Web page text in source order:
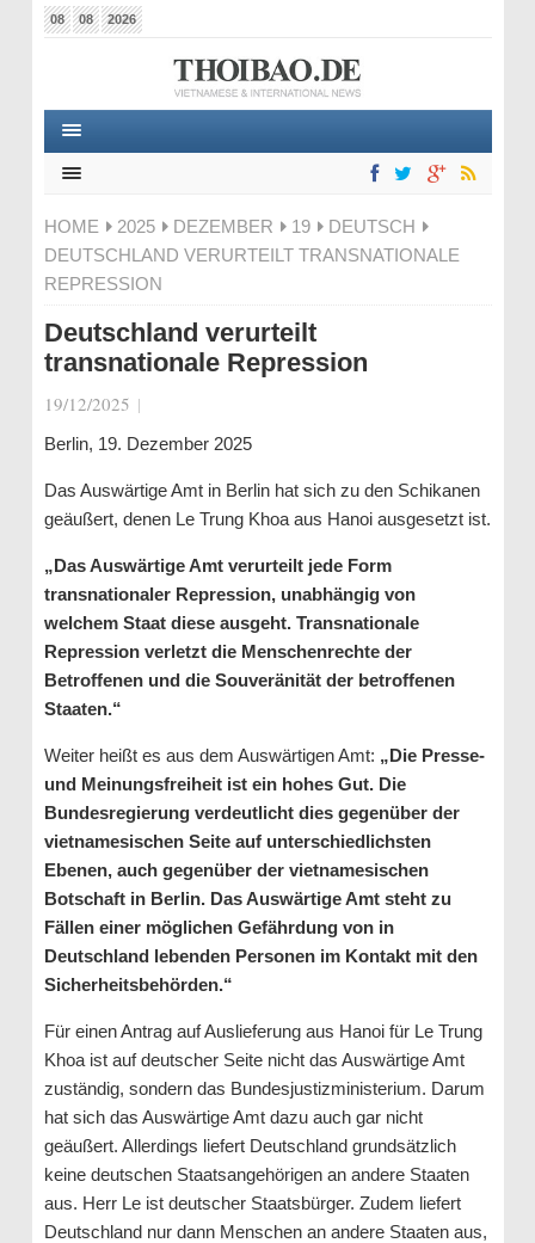
08 08 2026
HOME 2025 DEZEMBER 19
DEUTSCH
DEUTSCHLAND VERURTEILT TRANSNATIONALE
REPRESSION
Deutschland verurteilt
transnationale Repression
19/12/2025 |
Berlin, 19. Dezember 2025
Das Auswärtige Amt in Berlin hat sich zu den Schikanen
geäußert, denen Le Trung Khoa aus Hanoi ausgesetzt ist.
„Das Auswärtige Amt verurteilt jede Form
transnationaler Repression, unabhängig von
welchem Staat diese ausgeht. Transnationale
Repression verletzt die Menschenrechte der
Betroffenen und die Souveränität der betroffenen
Staaten.“
Weiter heißt es aus dem Auswärtigen Amt: „Die Presse-
und Meinungsfreiheit ist ein hohes Gut. Die
Bundesregierung verdeutlicht dies gegenüber der
vietnamesischen Seite auf unterschiedlichsten
Ebenen, auch gegenüber der vietnamesischen
Botschaft in Berlin. Das Auswärtige Amt steht zu
Fällen einer möglichen Gefährdung von in
Deutschland lebenden Personen im Kontakt mit den
Sicherheitsbehörden.“
Für einen Antrag auf Auslieferung aus Hanoi für Le Trung
Khoa ist auf deutscher Seite nicht das Auswärtige Amt
zuständig, sondern das Bundesjustizministerium. Darum
hat sich das Auswärtige Amt dazu auch gar nicht
geäußert. Allerdings liefert Deutschland grundsätzlich
keine deutschen Staatsangehörigen an andere Staaten
aus. Herr Le ist deutscher Staatsbürger. Zudem liefert
Deutschland nur dann Menschen an andere Staaten aus,